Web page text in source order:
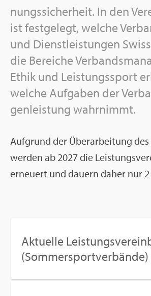
nungs­si­cher­heit. In den
ist fest­ge­legt, wel­che
und Dienst­leis­tun­gen
die Be­rei­che
Ethik und Leis­tungs­sport
wel­che Auf­ga­ben der
gen­leis­tung wahr­nimmt.
Auf­grund der Über­ar­bei­tung
wer­den ab 2027 die
er­neu­ert und dau­ern daher nur
Ak­tu­el­le
(Som­mer­sport­ver­bän­de)